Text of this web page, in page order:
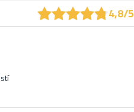
★★★★★
★★★★★ 4,8/5